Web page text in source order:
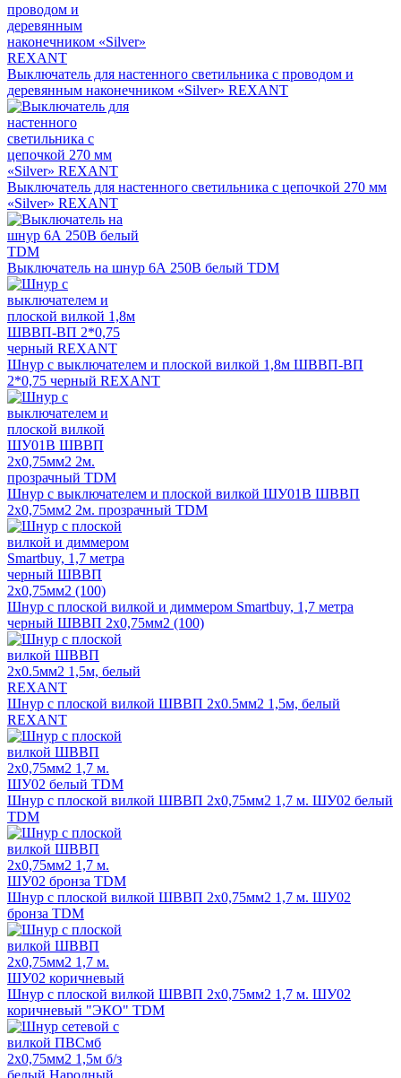
Выключатель для настенного светильника c проводом и
деревянным наконечником «Silver» REXANT
Выключатель для настенного светильника с цепочкой 270 мм
«Silver» REXANT
Выключатель на шнур 6А 250В белый TDM
Шнур с выключателем и плоской вилкой 1,8м ШВВП-ВП
2*0,75 черный REXANT
Шнур с выключателем и плоской вилкой ШУ01В ШВВП
2х0,75мм2 2м. прозрачный TDM
Шнур с плоской вилкой и диммером Smartbuy, 1,7 метра
черный ШВВП 2х0,75мм2 (100)
Шнур с плоской вилкой ШВВП 2x0.5мм2 1,5м, белый
REXANT
Шнур с плоской вилкой ШВВП 2х0,75мм2 1,7 м. ШУ02 белый
TDM
Шнур с плоской вилкой ШВВП 2х0,75мм2 1,7 м. ШУ02
бронза TDM
Шнур с плоской вилкой ШВВП 2х0,75мм2 1,7 м. ШУ02
коричневый "ЭКО" TDM